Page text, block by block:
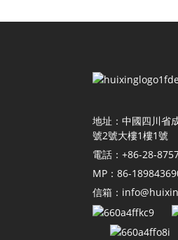
番
地址：中國四川省
號2號大樓1樓1號
電話：+86-28-
MP：86-
信箱：